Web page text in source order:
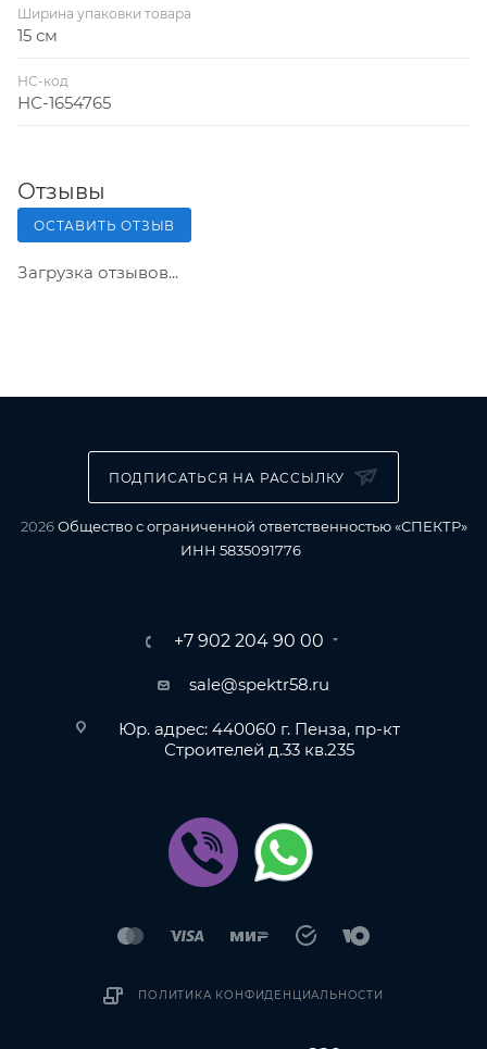
Ширина упаковки товара
15 см
НС-код
НС-1654765
Отзывы
ОСТАВИТЬ ОТЗЫВ
Загрузка отзывов...
ПОДПИСАТЬСЯ НА РАССЫЛКУ
2026Общество с ограниченной ответственностью «СПЕКТР»
ИНН 5835091776
+7 902 204 90 00
sale@spektr58.ru
Юр. адрес: 440060 г. Пенза, пр-кт
Строителей д.33 кв.235
ПОЛИТИКА КОНФИДЕНЦИАЛЬНОСТИ